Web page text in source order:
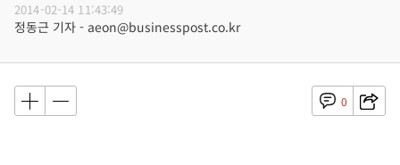
2014-02-14 11:43:49
정동근 기자 - aeon@businesspost.co.kr
0